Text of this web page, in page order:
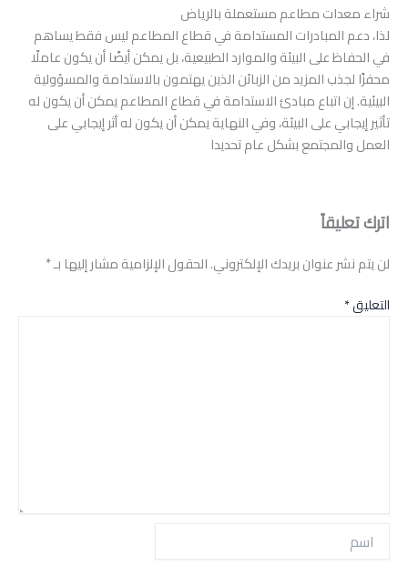
شراء معدات مطاعم مستعملة بالرياض
لذا، دعم المبادرات المستدامة في قطاع المطاعم ليس فقط يساهم
في الحفاظ على البيئة والموارد الطبيعية، بل يمكن أيضًا أن يكون عاملًا
محفزًا لجذب المزيد من الزبائن الذين يهتمون بالاستدامة والمسؤولية
البيئية. إن اتباع مبادئ الاستدامة في قطاع المطاعم يمكن أن يكون له
تأثير إيجابي على البيئة، وفي النهاية يمكن أن يكون له أثر إيجابي على
العمل والمجتمع بشكل عام تحديدا
اترك تعليقاً
لن يتم نشر عنوان بريدك الإلكتروني.الحقول الإلزامية مشار إليها بـ*
التعليق*
اسم